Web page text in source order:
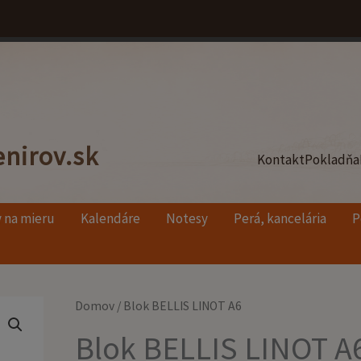
KontaktPokladňa
mieru Kalendáre Notesy Perá, kancelária
Domov/ Blok BELLIS LINOT A6
Blok BELLIS LINOT
množstvo
BELLIS